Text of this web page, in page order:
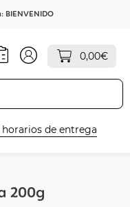
BIENVENIDO
0,00€
horarios de entrega
200g